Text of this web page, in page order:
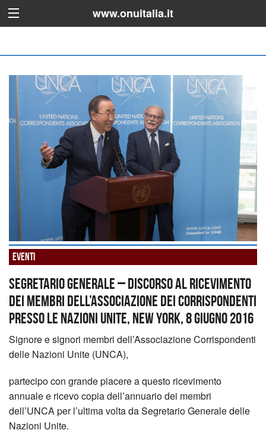
www.onuitalia.it
Eventi
SEGRETARIO GENERALE – DISCORSO AL RICEVIMENTO
DEI MEMBRI DELL’ASSOCIAZIONE DEI CORRISPONDENTI
PRESSO LE NAZIONI UNITE, NEW YORK, 8 GIUGNO 2016
Signore e signori membri dell’Associazione Corrispondenti
delle Nazioni Unite (UNCA),
partecipo con grande piacere a questo ricevimento
annualee ricevo copia dell’annuario dei membri
dell’UNCA per l’ultima volta da Segretario Generale delle
Nazioni Unite.